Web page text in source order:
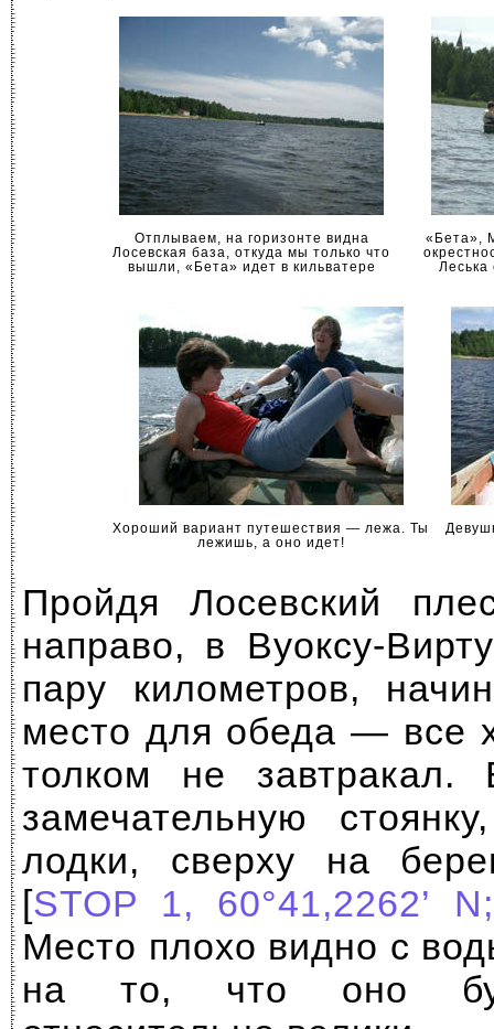
Отплываем, на горизонте видна
Лосевская база, откуда мы только что
вышли, «Бета» идет в кильватере
«Бета»,
Хороший вариант путешествия — лежа. Ты
лежишь, а оно идет!
Пройдя Лосевский
направо, в Вуоксу-
пару километров,
место для обеда — все
толком не завтракал.
замечательную
лодки, сверху на
[STOP 1, 60°41,2262’
Место плохо видно с
на то, что оно